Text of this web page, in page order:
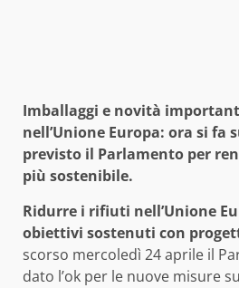
Imballaggi e novità
nell’Unione Europa: ora si fa
previsto il Parlamento per
più sostenibile.
Ridurre i rifiuti nell’Unione
obiettivi sostenuti con
scorso mercoledì 24 aprile il
dato l’ok per le nuove misure